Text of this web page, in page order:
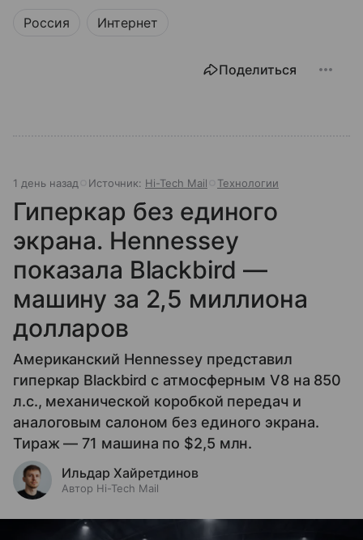
Россия Интернет
Поделиться
1 день назад Источник: Hi-Tech Mail Технологии
Гиперкар без единого
экрана. Hennessey
показала Blackbird —
машину за 2,5 миллиона
долларов
Американский Hennessey представил
гиперкар Blackbird с атмосферным V8 на 850
л.с., механической коробкой передач и
аналоговым салоном без единого экрана.
Тираж — 71 машина по $2,5 млн.
Ильдар Хайретдинов
Автор Hi-Tech Mail